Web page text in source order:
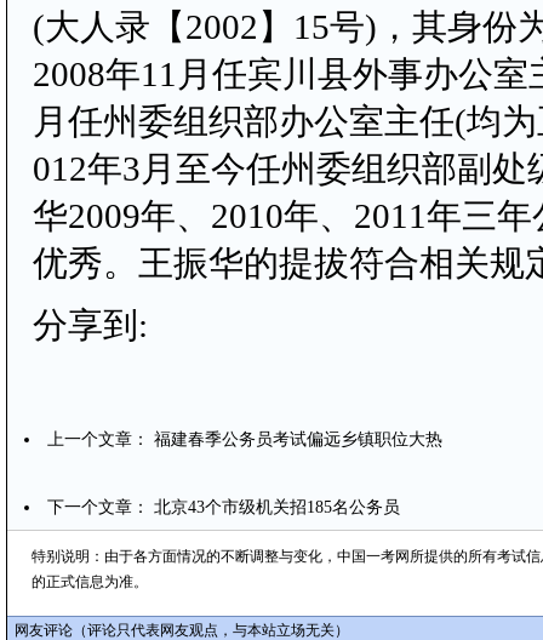
(大人录【2002】15号)，其身份
2008年11月任宾川县外事办公室
月任州委组织部办公室主任(均
012年3月至今任州委组织部副处
华2009年、2010年、2011年三
优秀。王振华的提拔符合相关规
分享到:
上一个文章： 福建春季公务员考试偏远乡镇职位大热
下一个文章： 北京43个市级机关招185名公务员
特别说明：由于各方面情况的不断调整与变化，中国一考网所提供的所有考试
的正式信息为准。
网友评论（评论只代表网友观点，与本站立场无关）